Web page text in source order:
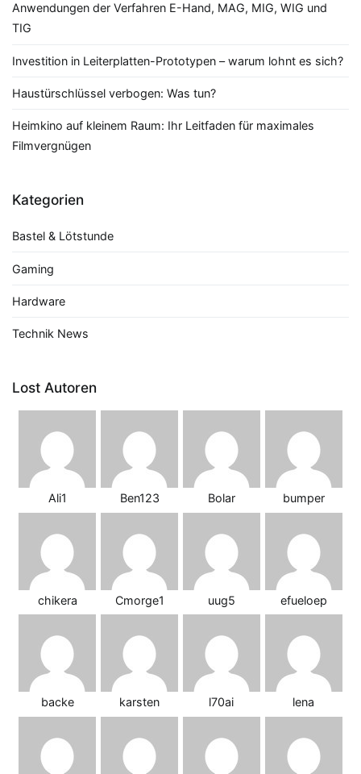
Anwendungen der Verfahren E-Hand, MAG, MIG, WIG und
TIG
Investition in Leiterplatten-Prototypen – warum lohnt es sich?
Haustürschlüssel verbogen: Was tun?
Heimkino auf kleinem Raum: Ihr Leitfaden für maximales
Filmvergnügen
Kategorien
Bastel & Lötstunde
Gaming
Hardware
Technik News
Lost Autoren
Ali1 Ben123 Bolar bumper
chikera Cmorge1 uug5 efueloep
backe karsten l70ai lena